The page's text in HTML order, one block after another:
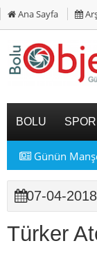
Ana Sayfa
BOLU SPOR
Günün
07-04-2018
Türker